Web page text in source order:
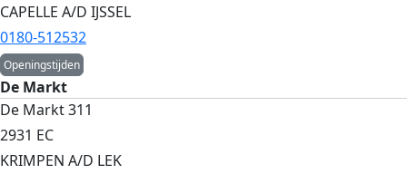
CAPELLE A/D IJSSEL
0180-512532
Openingstijden
De Markt
De Markt 311
2931 EC
KRIMPEN A/D LEK